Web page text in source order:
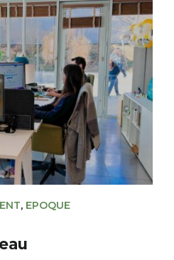
, EPOQUE